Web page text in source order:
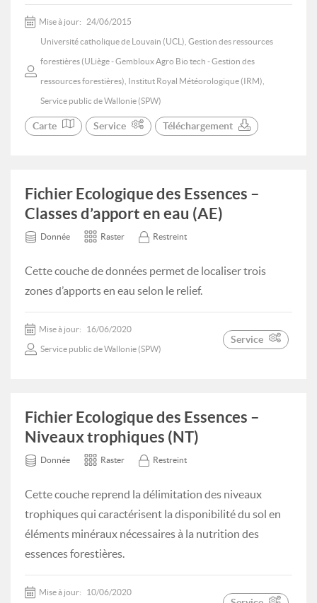
Mise à jour: 24/06/2015
Université catholique de Louvain (UCL), Gestion des ressources
forestières (ULiège - Gembloux Agro Bio tech - Gestion des
ressources forestières), Institut Royal Météorologique (IRM),
Service public de Wallonie (SPW)
Carte Service Téléchargement
Fichier Ecologique des Essences –
Classes d’apport en eau (AE)
Donnée Raster Restreint
Cette couche de données permet de localiser trois
zones d’apports en eau selon le relief.
Mise à jour: 16/06/2020
Service public de Wallonie (SPW)
Service
Fichier Ecologique des Essences –
Niveaux trophiques (NT)
Donnée Raster Restreint
Cette couche reprend la délimitation des niveaux
trophiques qui caractérisent la disponibilité du sol en
éléments minéraux nécessaires à la nutrition des
essences forestières.
Mise à jour: 10/06/2020